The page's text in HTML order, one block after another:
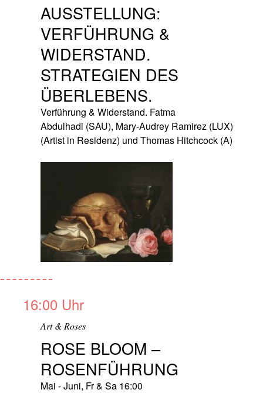
AUSSTELLUNG:
VERFÜHRUNG &
WIDERSTAND.
STRATEGIEN DES
ÜBERLEBENS.
Verführung & Widerstand. Fatma
Abdulhadi (SAU), Mary-Audrey Ramirez (LUX)
(Artist in Residenz) und Thomas Hitchcock (A)
16:00 Uhr
Art & Roses
ROSE BLOOM –
ROSENFÜHRUNG
Mai - Juni, Fr & Sa 16:00